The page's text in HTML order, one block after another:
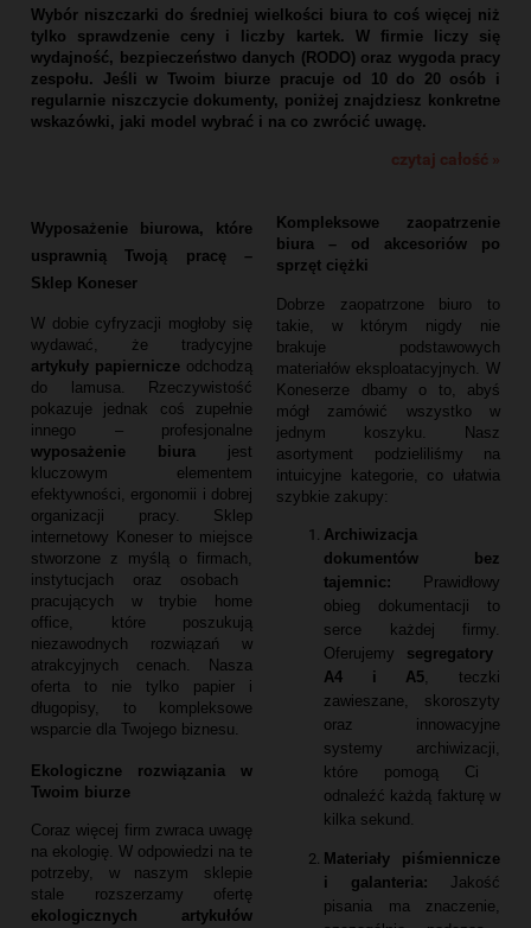
Wybór niszczarki do średniej wielkości biura to coś więcej niż
tylko sprawdzenie ceny i liczby kartek. W firmie liczy się
wydajność, bezpieczeństwo danych (RODO) oraz wygoda pracy
zespołu. Jeśli w Twoim biurze pracuje od 10 do 20 osób i
regularnie niszczycie dokumenty, poniżej znajdziesz konkretne
wskazówki, jaki model wybrać i na co zwrócić uwagę.
czytaj całość »
Wyposażenie biurowa, które
usprawnią Twoją pracę –
Sklep Koneser
W dobie cyfryzacji mogłoby się
wydawać,
że tradycyjne
artykuły papiernicze odchodzą
do lamusa. Rzeczywistość
pokazuje jednak coś zupełnie
innego – profesjonalne
wyposażenie biura jest
kluczowym elementem
efektywności, ergonomii i dobrej
organizacji pracy. Sklep
internetowy Koneser to miejsce
stworzone z myślą o firmach,
instytucjach oraz osobach
pracujących w trybie home
office,
które poszukują
niezawodnych rozwiązań w
atrakcyjnych cenach.
Nasza
oferta to nie tylko papier i
długopisy,
to kompleksowe
wsparcie dla Twojego biznesu.
Ekologiczne rozwiązania w
Twoim biurze
Coraz więcej firm zwraca uwagę
na ekologię. W odpowiedzi na te
potrzeby,
w naszym sklepie
stale rozszerzamy ofertę
ekologicznych artykułów
Kompleksowe zaopatrzenie
biura – od akcesoriów po
sprzęt ciężki
Dobrze zaopatrzone biuro to
takie,
w którym nigdy nie
brakuje podstawowych
materiałów eksploatacyjnych.
W
Koneserze dbamy o to,
abyś
mógł zamówić wszystko w
jednym koszyku.
Nasz
asortyment podzieliliśmy na
intuicyjne kategorie,
co ułatwia
szybkie zakupy:
Archiwizacja
dokumentów bez
tajemnic: Prawidłowy
obieg dokumentacji to
serce każdej firmy.
Oferujemy segregatory
A4 i A5
teczki
zawieszane,
skoroszyty
oraz innowacyjne
systemy archiwizacji,
które pomogą Ci
odnaleźć każdą fakturę w
kilka sekund.
Materiały piśmiennicze
i galanteria: Jakość
pisania ma znaczenie,